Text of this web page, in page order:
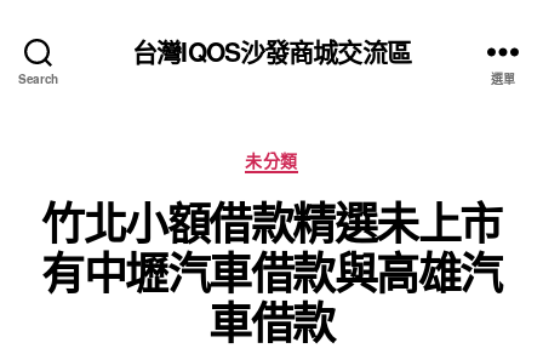
Search
台灣IQOS沙發商城交流區
選單
分
類
未分類
竹北小額借款精選未上市
有中壢汽車借款與高雄汽
車借款